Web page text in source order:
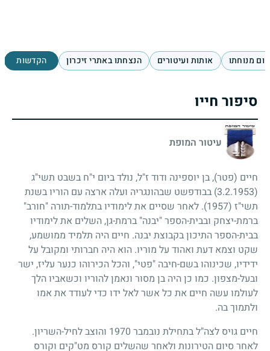
מנוחתו אותות ועיטורים הנצחתו באתרי זיכרון הקדשות
סיפור חייו
עיטור המופת
חיים (פטר), בן יוספינה ודוד ז"ל, נולד ביום י"ח בשבט תשי"ג
(3.2.1953)
בבודפשט שבהונגריה ועלה ארצה עם הוריו בשנת
תשי"ז (1957)
. לאחר שסיים את לימודיו בתלמוד-תורה "חורב"
ברמת-יצחק ובבית-הספר "יבנה" ברמת-גן, השלים את לימודיו
בבית-הספר התיכון בקבוצת יבנה. חיים היה תלמיד ממושמע,
שקט וצמא דעת ואהוד על מוריו. הוא היה חברותי ומקובל על
ידידיו, שכינוהו בשם-חיבה "פטי", והכל הכירוהו כנער עליז, ישר
ובעל-מצפון. כמו כן היה בן מסור ונאמן להוריו וכשאביו הלך
לעולמו עשה חיים את כל אשר לאל ידו כדי לעודד את אמו
ולתמוך בה.
חיים גויס לצה"ל בתחילת נובמבר 1970 והוצב לחיל-השריון.
לאחר סיום הטירונות ולאחר שהשלים קורס מט"קים וקורס